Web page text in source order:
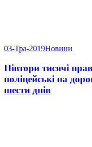
03-Тра-2019Новини
Півтори тисячі
поліцейські на
шести днів